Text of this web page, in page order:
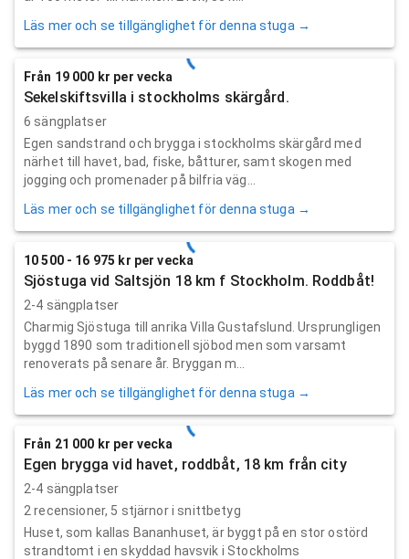
Läs mer och se tillgänglighet för denna stuga →
Från 19 000 kr per vecka
Sekelskiftsvilla i stockholms skärgård.
6 sängplatser
Egen sandstrand och brygga i stockholms skärgård med
närhet till havet, bad, fiske, båtturer, samt skogen med
jogging och promenader på bilfria väg...
Läs mer och se tillgänglighet för denna stuga →
10 500 - 16 975 kr per vecka
Sjöstuga vid Saltsjön 18 km f Stockholm. Roddbåt!
2-4 sängplatser
Charmig Sjöstuga till anrika Villa Gustafslund. Ursprungligen
byggd 1890 som traditionell sjöbod men som varsamt
renoverats på senare år. Bryggan m...
Läs mer och se tillgänglighet för denna stuga →
Från 21 000 kr per vecka
Egen brygga vid havet, roddbåt, 18 km från city
2-4 sängplatser
2 recensioner, 5 stjärnor i snittbetyg
Huset, som kallas Bananhuset, är byggt på en stor ostörd
strandtomt i en skyddad havsvik i Stockholms